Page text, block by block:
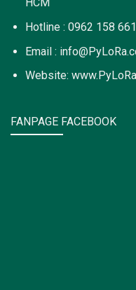
HCM
Hotline : 0962 158 661
Email :
Website:
FANPAGE FACEBOOK